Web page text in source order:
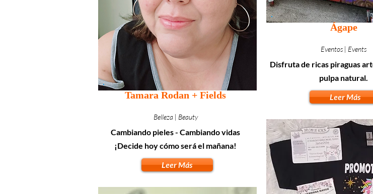
Tamara Rodan + Fields
Belleza | Beauty
Cambiando pieles - Cambiando vidas
¡Decide hoy cómo será el mañana!
Leer Más
Ágape
Eventos | Events
Disfruta de ricas piraguas
pulpa natural.
Leer Más